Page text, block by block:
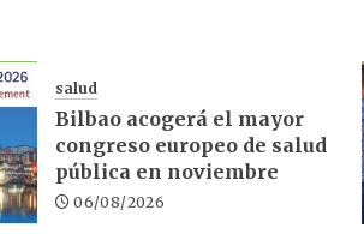
salud
Bilbao acogerá el mayor
congreso europeo de salud
pública en noviembre
06/08/2026